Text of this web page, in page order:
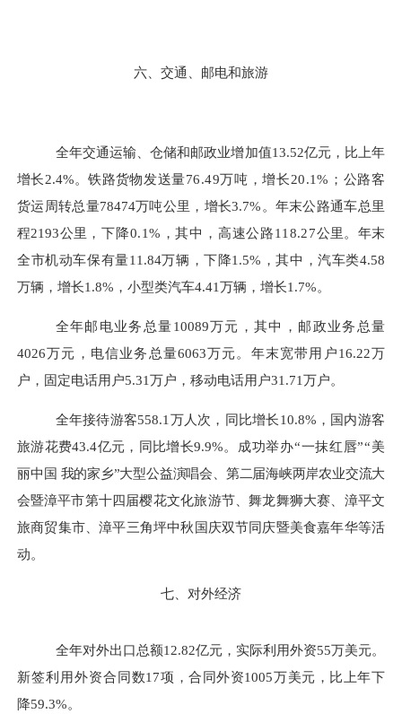
六、交通、邮电和旅游
全年交通运输、仓储和邮政业增加值13.52亿元，比上年
增长2.4%。铁路货物发送量76.49万吨，增长20.1% ；公路客
货运周转总量78474万吨公里，增长3.7% 。年末公路通车总里
程2193公里 ，下降0.1% ，其中，高速公路118.27公里。年末
全市机动车保有量11.84万辆，下降1.5% ，其中，汽车类4.58
万辆，增长1.8% ，小型类汽车4.41万辆，增长1.7%。
全年邮电业务总量10089万元，其中，邮政业务总量
4026万元，电信业务总量6063万元。年末宽带用户16.22万
户，固定电话用户5.31万户，移动电话用户31.71万户。
全年接待游客558.1 万人次，同比增长10.8% ，国内游客
旅游花费43.4亿元，同比增长9.9%。成功举办“一抹红唇”“美
丽中国 我的家乡”大型公益演唱会、第二届海峡两岸农业交流大
会暨漳平市第十四届樱花文化旅游节、舞龙舞狮大赛、漳平文
旅商贸集市、漳平三角坪中秋国庆双节同庆暨美食嘉年华等活
动。
七、对外经济
全年对外出口总额12.82亿元，实际利用外资55万美元。
新签利用外资合同数17项，合同外资1005万美元，比上年下
降59.3%。